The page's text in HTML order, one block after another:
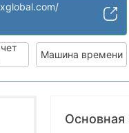
Машина времени